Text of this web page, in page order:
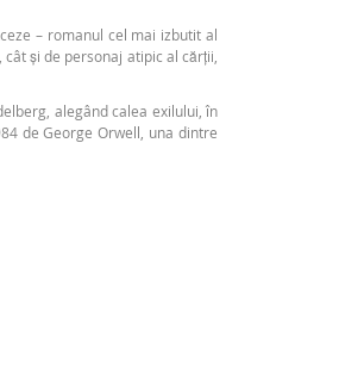
– romanul cel mai izbutit al
și de personaj atipic al cărții,
alegând calea exilului, în
de George Orwell, una dintre